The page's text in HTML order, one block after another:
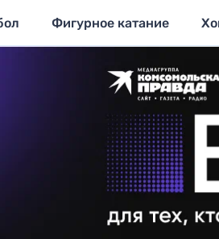
Фигурное катание